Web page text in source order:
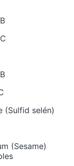
(Sulfid selén)
(Sesame)